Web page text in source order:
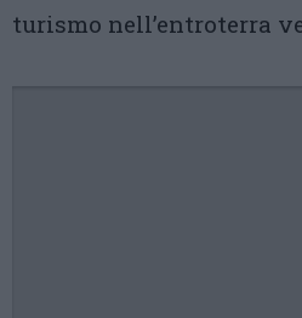
turismo nell’entroterra